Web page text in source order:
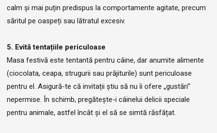
calm și mai puțin predispus la comportamente agitate, precum
săritul pe oaspeți sau lătratul excesiv.
5. Evită tentațiile periculoase
Masa festivă este tentantă pentru câine, dar anumite alimente
(ciocolata, ceapa, strugurii sau prăjiturile) sunt periculoase
pentru el. Asigură-te că invitații știu să nu îi ofere „gustări”
nepermise. În schimb, pregătește-i câinelui delicii speciale
pentru animale, astfel încât și el să se simtă răsfățat.